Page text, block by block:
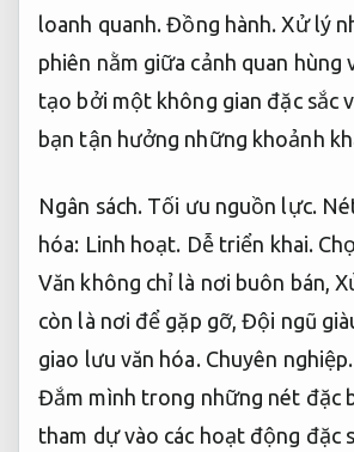
loanh quanh.Đồng hành. Xử lý
phiên nằm giữa cảnh quan hùng
tạo bởi một không gian đặc sắc
bạn tận hưởng những khoảnh
Ngân sách. Tối ưu nguồn lực.
hóa: Linh hoạt. Dễ triển khai.
Văn không chỉ là nơi buôn bán,
còn là nơi để gặp gỡ,Đội ngũ
giao lưu văn hóa. Chuyên nghiệp.
Đắm mình trong những nét đặc
tham dự vào các hoạt động đặc